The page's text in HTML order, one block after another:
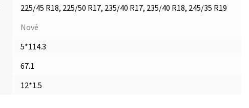
225/45 R18, 225/50 R17, 235/40 R17, 235/40 R18, 245/35 R19
Nové
5*114.3
67.1
12*1.5